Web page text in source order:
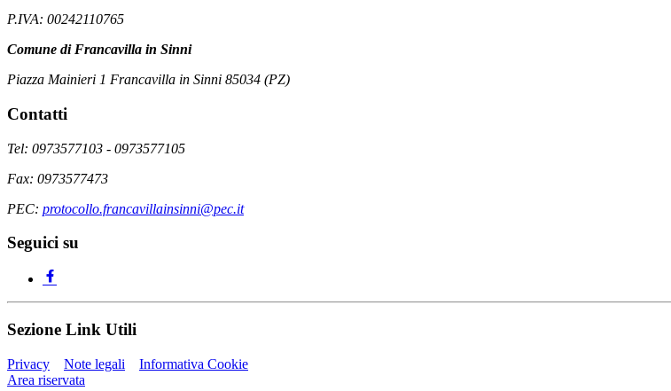
P.IVA: 00242110765
Comune di Francavilla in Sinni
Piazza Mainieri 1 Francavilla in Sinni 85034 (PZ)
Contatti
Tel: 0973577103 - 0973577105
Fax: 0973577473
PEC: protocollo.francavillainsinni@pec.it
Seguici su
Sezione Link Utili
Privacy Note legali
Informativa Cookie
Area riservata